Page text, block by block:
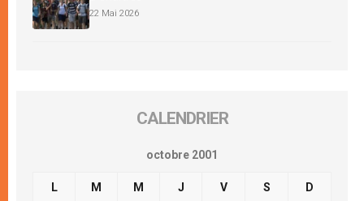
22 Mai 2026
CALENDRIER
octobre 2001
L M M J V S D